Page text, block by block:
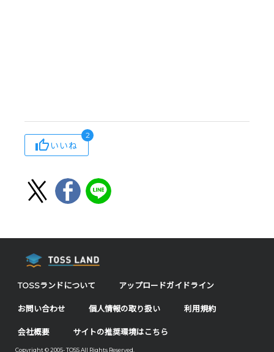
いいね
2
TOSSランドについて アップロードガイドライン
お問い合わせ 個人情報の取り扱い 利用規約
会社概要 サイトの推奨環境はこちら
Copyright © 2005- TOSS All Rights Reserved.